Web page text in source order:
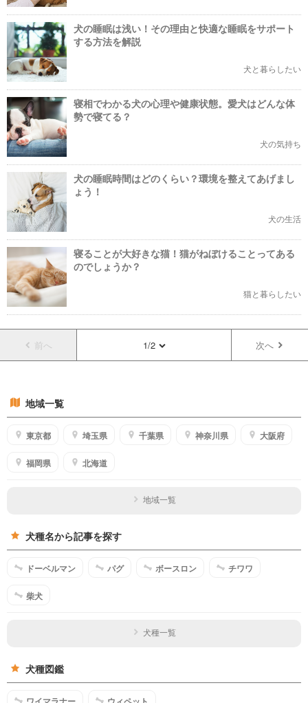
犬の睡眠は浅い！その理由と快適な睡眠をサポート
する方法を解説
犬と暮らしたい
寝相でわかる犬の心理や健康状態。愛犬はどんな体
勢で寝てる？
犬の気持ち
犬の睡眠時間はどのくらい？環境を整えてあげまし
ょう！
犬の生活
寝ることが大好きな猫！猫がねぼけることってある
のでしょうか？
猫と暮らしたい
前へ 1/2 次へ
地域一覧
東京都 埼玉県 千葉県 神奈川県 大阪府
福岡県 北海道
地域一覧
犬種名から記事を探す
ドーベルマン パグ ボースロン チワワ
柴犬
犬種一覧
犬種図鑑